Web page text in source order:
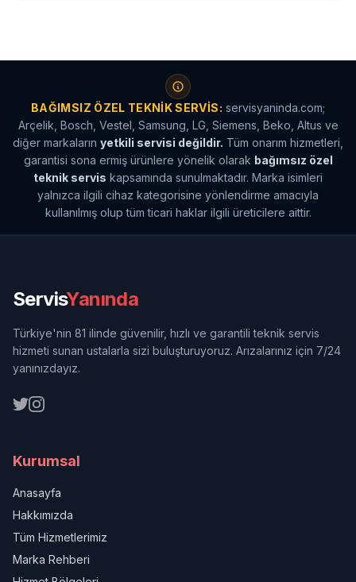
BAĞIMSIZ ÖZEL TEKNIK SERVIS: servisyaninda.com;
Arçelik, Bosch, Vestel, Samsung, LG, Siemens, Beko, Altus ve
diğer markaların yetkili servisi değildir. Tüm onarım hizmetleri,
garantisi sona ermiş ürünlere yönelik olarak bağımsız özel
teknik servis kapsamında sunulmaktadır. Marka isimleri
yalnızca ilgili cihaz kategorisine yönlendirme amacıyla
kullanılmış olup tüm ticari haklar ilgili üreticilere aittir.
ServisYanında
Türkiye'nin 81 ilinde güvenilir, hızlı ve garantili teknik servis
hizmeti sunan ustalarla sizi buluşturuyoruz. Arızalarınız için 7/24
yanınızdayız.
Kurumsal
Anasayfa
Hakkımızda
Tüm Hizmetlerimiz
Marka Rehberi